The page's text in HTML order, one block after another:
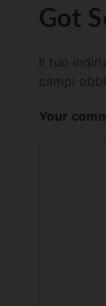
Got
Il tuo
campi
Your